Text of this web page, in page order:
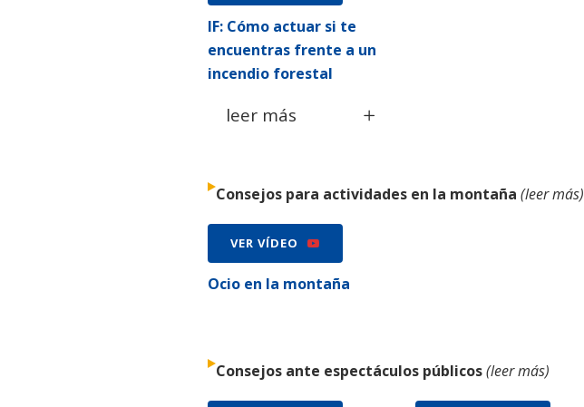
IF: Cómo actuar si te
encuentras frente a un
incendio forestal
leer más
Consejos para actividades en la montaña (leer más)
VER VÍDEO
Ocio en la montaña
Consejos ante espectáculos públicos(leer más)